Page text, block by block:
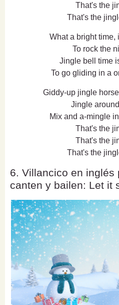
That's the
That's the
What a bright time,
To rock the
Jingle bell time
To go gliding in a
Giddy-up jingle
Jingle
Mix and a-mingle
That's the
That's the
That's the
6. Villancico en inglés
canten y bailen: Let it